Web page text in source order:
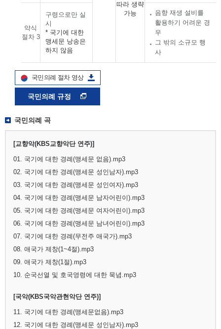
따라 생략
가능
약식
절차 3
구령으로만 실
시
* 국기에 대한
맹세문 낭송은
하지 않음
음향 재생 설비를
활용하기 어려운 경
우
그 밖의 소규모 행
사
국민의례 절차 영상
국민의례 규정
국민의례 곡
[교향악(KBS교향악단 연주)]
01. 국기에 대한 경례(맹세문 없음).mp3
02. 국기에 대한 경례(맹세문 성인남자).mp3
03. 국기에 대한 경례(맹세문 성인여자).mp3
04. 국기에 대한 경례(맹세문 남자어린이).mp3
05. 국기에 대한 경례(맹세문 여자어린이).mp3
06. 국기에 대한 경례(맹세문 남녀어린이).mp3
07. 국기에 대한 경례(무전주 애국가).mp3
08. 애국가 제창(1~4절).mp3
09. 애국가 제창(1절).mp3
10. 순국선열 및 호국영령에 대한 묵념.mp3
[국악(KBS국악관현악단 연주)]
11. 국기에 대한 경례(맹세문없음).mp3
12. 국기에 대한 경례(맹세문 성인남자).mp3